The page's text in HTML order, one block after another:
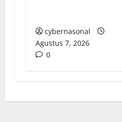
cybernasonal
Agustus 7, 2026
0